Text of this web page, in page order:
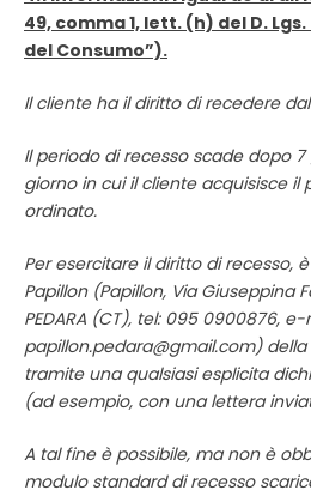
49, comma 1, lett. (h) del D.
del Consumo”).
Il cliente ha il diritto di recedere
Il periodo di recesso scade dopo
giorno in cui il cliente acquisisce il
ordinato.
Per esercitare il diritto di recesso,
Papillon (Papillon, Via Giuseppina
PEDARA (CT), tel: 095 0900876, e-
papillon.pedara@gmail.com) della
tramite una qualsiasi esplicita
(ad esempio, con una lettera
A tal fine è possibile, ma non è
modulo standard di recesso